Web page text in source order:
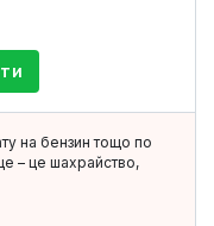
на бензин тощо по
– це шахрайство,